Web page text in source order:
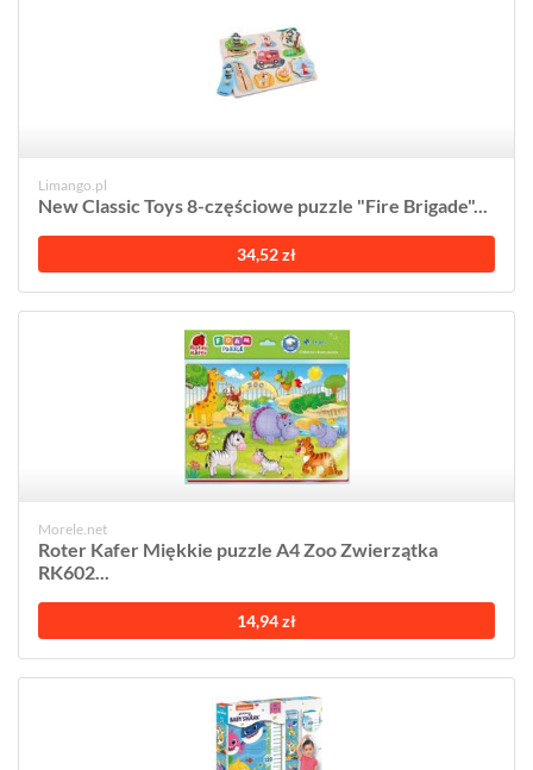
Limango.pl
New Classic Toys 8-częściowe puzzle "Fire Brigade"...
34,52 zł
Morele.net
Roter Kafer Miękkie puzzle A4 Zoo Zwierzątka
RK602...
14,94 zł